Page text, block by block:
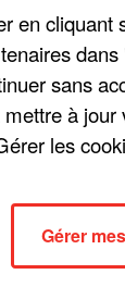
en
sans
à
les
Gérer